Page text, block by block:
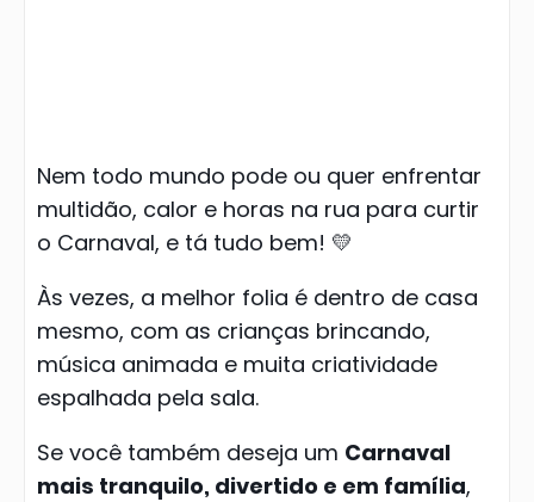
Nem todo mundo pode ou quer enfrentar
multidão, calor e horas na rua para curtir
o Carnaval, e tá tudo bem! 💛
Às vezes, a melhor folia é dentro de casa
mesmo, com as crianças brincando,
música animada e muita criatividade
espalhada pela sala.
Se você também deseja um Carnaval
mais tranquilo, divertido e em família,